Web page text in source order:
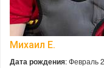
Михаил Е.
Дата рождения: Февраль